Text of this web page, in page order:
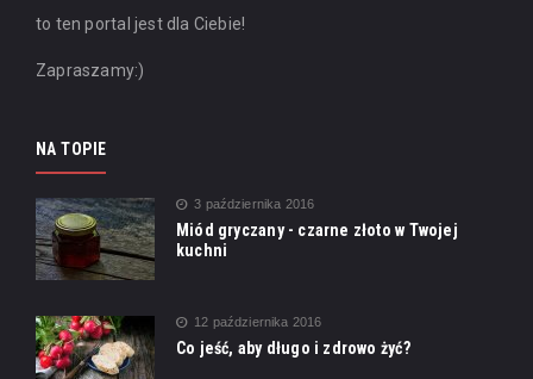
to ten portal jest dla Ciebie!
Zapraszamy:)
NA TOPIE
3 października 2016
Miód gryczany - czarne złoto w Twojej
kuchni
12 października 2016
Co jeść, aby długo i zdrowo żyć?